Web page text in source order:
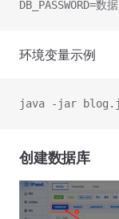
DB_PASSWORD=数
环境变量示例
java -jar blog.jar
创建数据库